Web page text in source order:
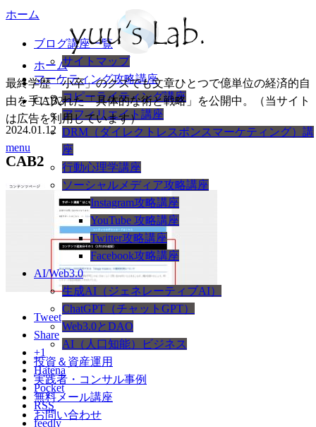
ホーム
ブログ講座一覧
サイトマップ
マーケティング攻略講座
コピーライティング講座
アフィリエイト講座
DRM（ダイレクトレスポンスマーケティング）講
座
行動心理学講座
ソーシャルメディア攻略講座
Instagram攻略講座
YouTube 攻略講座
Twitter攻略講座
Facebook攻略講座
AI/Web3.0
生成AI（ジェネレーティブAI）
ChatGPT（チャットGPT）
Web3.0とDAO
AI（人口知能）ビジネス
投資＆資産運用
実践者・コンサル事例
無料メール講座
お問い合わせ
最終学歴「小卒」のクズでも文章ひとつで億単位の経済的自
由を手に入れた「具体的な術と戦略」を公開中。（当サイト
は広告を利用しています）
menu
ホーム
CAB2
2024.01.12
CAB2
Tweet
Share
+1
Hatena
Pocket
RSS
feedly